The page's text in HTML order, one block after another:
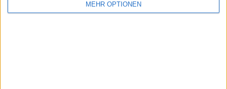
MEHR OPTIONEN